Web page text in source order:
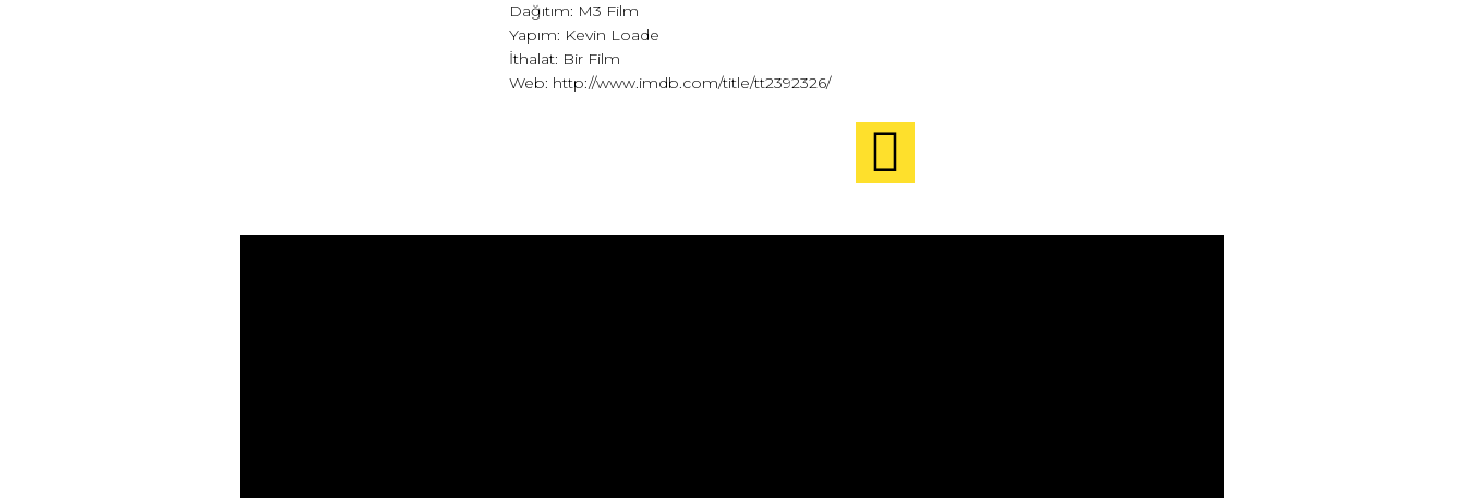
Dağıtım: M3 Film
Yapım: Kevin Loade
İthalat: Bir Film
Web: http://www.imdb.com/title/tt2392326/